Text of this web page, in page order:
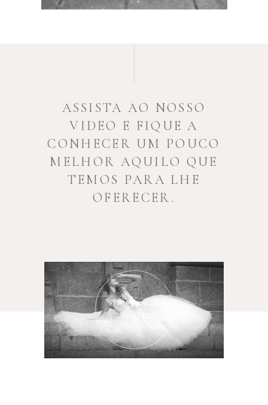
ASSISTA AO NOSSO
VIDEO E FIQUE A
CONHECER UM POUCO
MELHOR AQUILO QUE
TEMOS PARA LHE
OFERECER.
PLAY